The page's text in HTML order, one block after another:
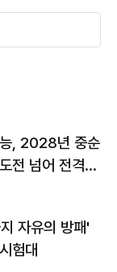
, 2028년 중순
전 넘어 전격
자유의 방패'
험대